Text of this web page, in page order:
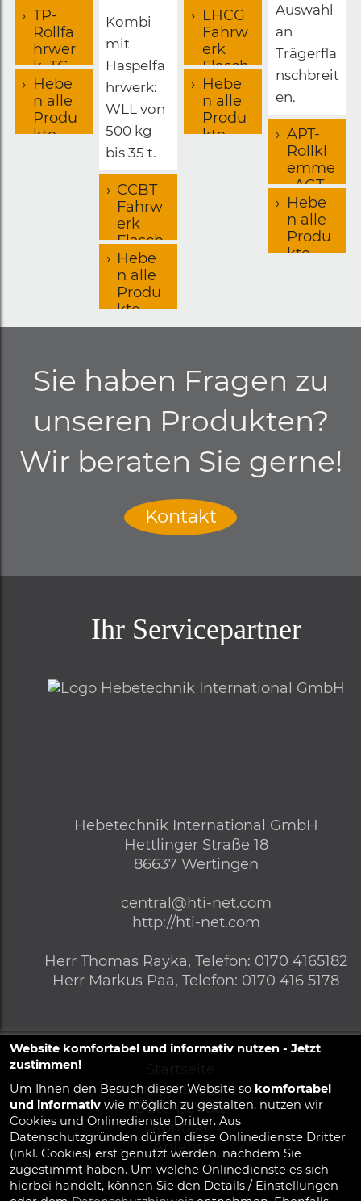
TP-
Rollfa
hrwer
k, TG-
Haspe
kfahr
werk
Hebe
n alle
Produ
kte
Kombi
mit
Haspelfa
hrwerk:
WLL von
500 kg
bis 35 t.
CCBT
Fahrw
erk
Flasch
enzug
Kombi
nation
Hebe
n alle
Produ
kte
LHCG
Fahrw
erk
Flasch
enzug
Kombi
nation
Hebe
n alle
Produ
kte
Auswahl
an
Trägerfla
nschbreit
en.
APT-
Rollkl
emme
, AGT-
Haspe
lklem
me
Hebe
n alle
Produ
kte
Sie haben Fragen zu
unseren Produkten?
Wir beraten Sie gerne!
Kontakt
Ihr Servicepartner
Hebetechnik International GmbH
Hettlinger Straße 18
86637 Wertingen
central@hti-net.com
http://hti-net.com
Herr Thomas Rayka, Telefon: 0170 4165182
Herr Markus Paa, Telefon: 0170 416 5178
Impressum
Datenschutz
Kontakt
Anfahrt
Website komfortabel und informativ nutzen - Jetzt
zustimmen!
Um Ihnen den Besuch dieser Website so komfortabel
und informativwie möglich zu gestalten, nutzen wir
Cookies und Onlinedienste Dritter. Aus
Datenschutzgründen dürfen diese Onlinedienste Dritter
(inkl. Cookies) erst genutzt werden, nachdem Sie
zugestimmt haben. Um welche Onlinedienste es sich
hierbei handelt, können Sie den Details / Einstellungen